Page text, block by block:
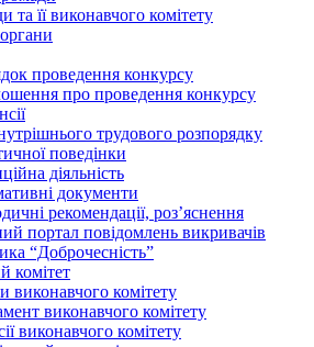
та її виконавчого комітету
проведення конкурсу
про проведення конкурсу
трудового розпорядку
поведінки
діяльність
документи
рекомендації, роз’яснення
портал повідомлень викривачів
“Доброчесність”
комітет
виконавчого комітету
виконавчого комітету
виконавчого комітету